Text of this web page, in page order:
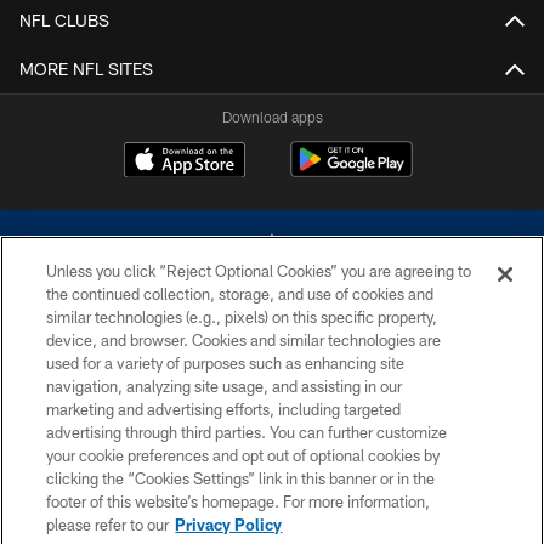
NFL CLUBS
MORE NFL SITES
Download apps
©2026 Dallas Cowboys. All rights reserved. Do not duplicate in any form
without permission of the Dallas Cowboys. The Dallas Cowboys
Cheerleaders will not initiate contact with any person to request personal or
financial information.
PRIVACY POLICY
ACCESSIBILITY
SITE MAP
Unless you click “Reject Optional Cookies” you are agreeing to
the continued collection, storage, and use of cookies and
similar technologies (e.g., pixels) on this specific property,
device, and browser. Cookies and similar technologies are
used for a variety of purposes such as enhancing site
navigation, analyzing site usage, and assisting in our
marketing and advertising efforts, including targeted
advertising through third parties. You can further customize
your cookie preferences and opt out of optional cookies by
clicking the “Cookies Settings” link in this banner or in the
footer of this website’s homepage. For more information,
please refer to our Privacy Policy